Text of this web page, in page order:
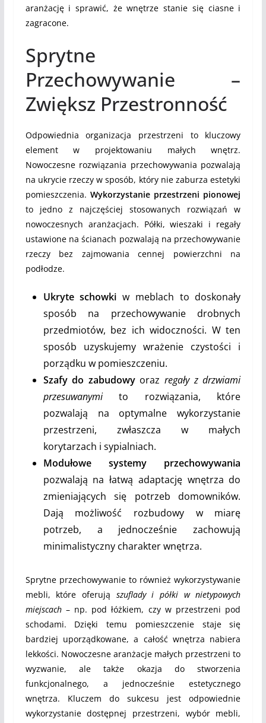
aranżację i sprawić, że wnętrze stanie się ciasne i
zagracone.
Sprytne
Przechowywanie –
Zwiększ Przestronność
Odpowiednia organizacja przestrzeni to kluczowy
element w projektowaniu małych wnętrz.
Nowoczesne rozwiązania przechowywania pozwalają
na ukrycie rzeczy w sposób, który nie zaburza estetyki
pomieszczenia. Wykorzystanie przestrzeni pionowej
to jedno z najczęściej stosowanych rozwiązań w
nowoczesnych aranżacjach. Półki, wieszaki i regały
ustawione na ścianach pozwalają na przechowywanie
rzeczy bez zajmowania cennej powierzchni na
podłodze.
Ukryte schowki w meblach to doskonały
sposób na przechowywanie drobnych
przedmiotów, bez ich widoczności. W ten
sposób uzyskujemy wrażenie czystości i
porządku w pomieszczeniu.
Szafy do zabudowyorazregały z drzwiami
przesuwanymito rozwiązania, które
pozwalają na optymalne wykorzystanie
przestrzeni, zwłaszcza w małych
korytarzach i sypialniach.
Modułowe systemy przechowywania
pozwalają na łatwą adaptację wnętrza do
zmieniających się potrzeb domowników.
Dają możliwość rozbudowy w miarę
potrzeb, a jednocześnie zachowują
minimalistyczny charakter wnętrza.
Sprytne przechowywanie to również wykorzystywanie
mebli, które oferują szuflady i półki w nietypowych
miejscach– np. pod łóżkiem, czy w przestrzeni pod
schodami. Dzięki temu pomieszczenie staje się
bardziej uporządkowane, a całość wnętrza nabiera
lekkości. Nowoczesne aranżacje małych przestrzeni to
wyzwanie, ale także okazja do stworzenia
funkcjonalnego, a jednocześnie estetycznego
wnętrza. Kluczem do sukcesu jest odpowiednie
wykorzystanie dostępnej przestrzeni, wybór mebli,